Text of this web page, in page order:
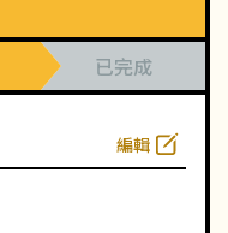
已完成
編輯